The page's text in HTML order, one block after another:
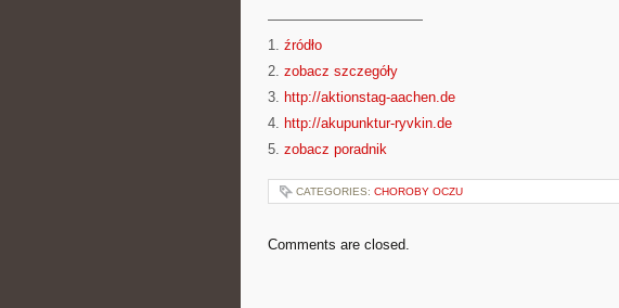
———————————
1. źródło
2. zobacz szczegóły
3. http://aktionstag-aachen.de
4. http://akupunktur-ryvkin.de
5. zobacz poradnik
CATEGORIES: CHOROBY OCZU
Comments are closed.